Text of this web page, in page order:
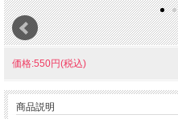
価格:550円(税込)
商品説明